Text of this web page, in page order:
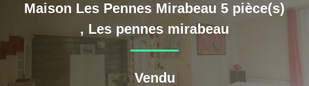
GESTION
ESTIMATION
Maison Les Pennes Mirabeau 5 pièce(s)
, Les pennes mirabeau
Vendu